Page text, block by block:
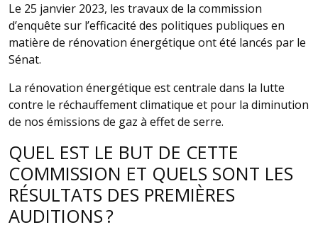
Le 25 janvier 2023, les travaux de la commission
d’enquête sur l’efficacité des politiques publiques en
matière de rénovation énergétique ont été lancés par le
Sénat.
La rénovation énergétique est centrale dans la lutte
contre le réchauffement climatique et pour la diminution
de nos émissions de gaz à effet de serre.
QUEL EST LE BUT DE CETTE
COMMISSION ET QUELS SONT LES
RÉSULTATS DES PREMIÈRES
AUDITIONS ?